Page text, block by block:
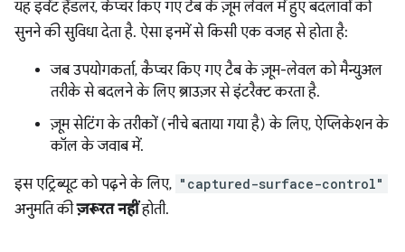
यह इवेंट हैंडलर, कैप्चर किए गए टैब के ज़ूम लेवल में हुए बदलावों को
सुनने की सुविधा देता है. ऐसा इनमें से किसी एक वजह से होता है:
जब उपयोगकर्ता, कैप्चर किए गए टैब के ज़ूम-लेवल को मैन्युअल
तरीके से बदलने के लिए ब्राउज़र से इंटरैक्ट करता है.
ज़ूम सेटिंग के तरीकों (नीचे बताया गया है) के लिए, ऐप्लिकेशन के
कॉल के जवाब में.
इस एट्रिब्यूट को पढ़ने के लिए, "captured-surface-control"
अनुमति कीज़रूरत नहींहोती.